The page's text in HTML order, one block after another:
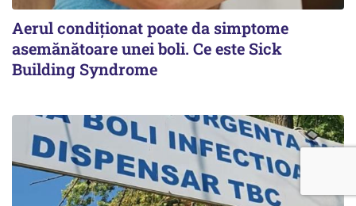
Aerul condiționat poate da simptome
asemănătoare unei boli. Ce este Sick
Building Syndrome